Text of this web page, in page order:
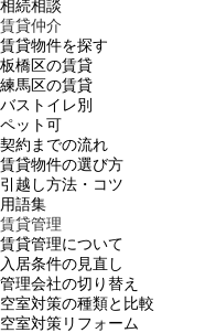
相続相談
賃貸仲介
賃貸物件を探す
板橋区の賃貸
練馬区の賃貸
バストイレ別
ペット可
契約までの流れ
賃貸物件の選び方
引越し方法・コツ
用語集
賃貸管理
賃貸管理について
入居条件の見直し
管理会社の切り替え
空室対策の種類と比較
空室対策リフォーム